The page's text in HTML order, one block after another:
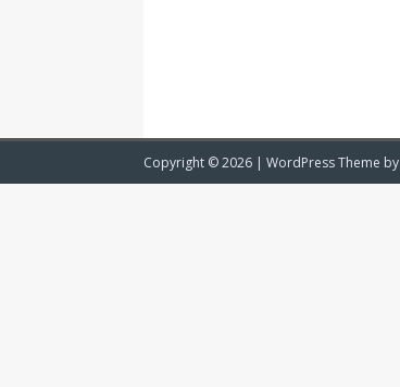
Copyright © 2026 | WordPress Theme by